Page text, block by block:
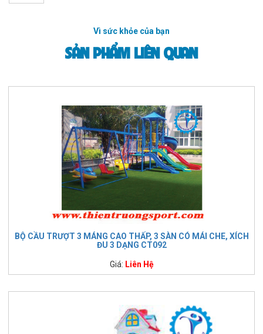
Vì sức khỏe của bạn
SẢN PHẨM LIÊN QUAN
BỘ CẦU TRƯỢT 3 MÁNG CAO THẤP, 3 SÀN CÓ MÁI CHE, XÍCH
ĐU 3 DẠNG CT092
Giá: Liên Hệ